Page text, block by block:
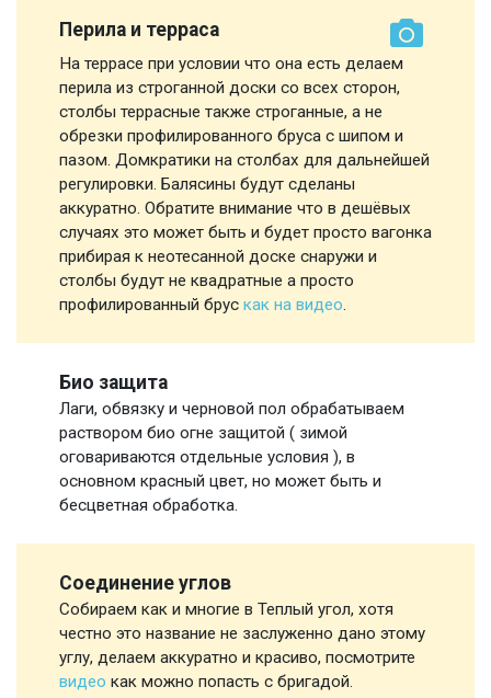
Перила и терраса
На террасе при условии что она есть делаем
перила из строганной доски со всех сторон,
столбы террасные также строганные, а не
обрезки профилированного бруса с шипом и
пазом. Домкратики на столбах для дальнейшей
регулировки. Балясины будут сделаны
аккуратно. Обратите внимание что в дешёвых
случаях это может быть и будет просто вагонка
прибирая к неотесанной доске снаружи и
столбы будут не квадратные а просто
профилированный брус как на видео.
Био защита
Лаги, обвязку и черновой пол обрабатываем
раствором био огне защитой ( зимой
оговариваются отдельные условия ), в
основном красный цвет, но может быть и
бесцветная обработка.
Соединение углов
Собираем как и многие в Теплый угол, хотя
честно это название не заслуженно дано этому
углу, делаем аккуратно и красиво, посмотрите
видео как можно попасть с бригадой.